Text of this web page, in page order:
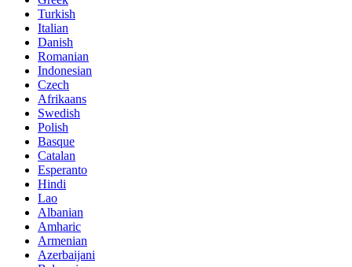
Turkish
Italian
Danish
Romanian
Indonesian
Czech
Afrikaans
Swedish
Polish
Basque
Catalan
Esperanto
Hindi
Lao
Albanian
Amharic
Armenian
Azerbaijani